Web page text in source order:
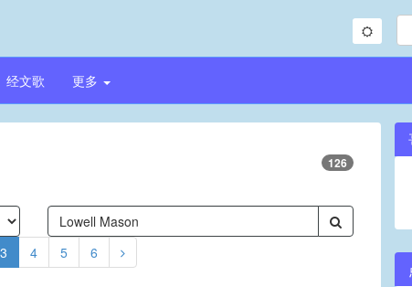
经文歌 更多
126
3 4 5 6